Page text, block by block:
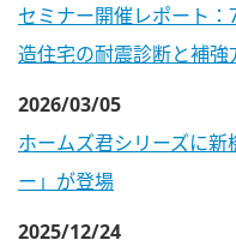
セミナー開催レポート
造住宅の耐震診断と補
2026/03/05
ホームズ君シリーズに
ー」が登場
2025/12/24